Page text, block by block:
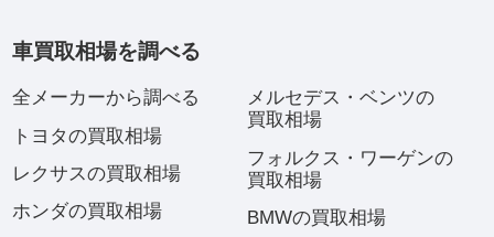
車買取相場を調べる
全メーカーから調べる
トヨタの買取相場
レクサスの買取相場
ホンダの買取相場
メルセデス・ベンツの
買取相場
フォルクス・ワーゲンの
買取相場
BMWの買取相場